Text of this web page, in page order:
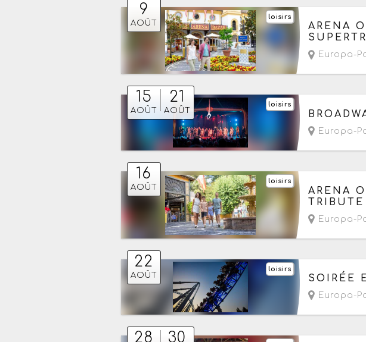
9
AOÛT
loisirs
Le
ARENA
Europa-
15
AOÛT
21
AOÛT
loisirs
Du samedi
Europa-
16
AOÛT
loisirs
Le
ARENA
TRIBUTE
Europa-
22
AOÛT
loisirs
Le samedi
SOIRÉE
Europa-
28 30